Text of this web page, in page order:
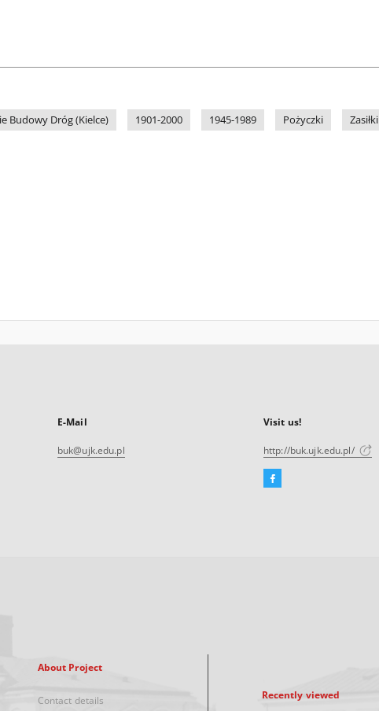
Budowy Dróg (Kielce)
1901-2000 1945-1989 Pożyczki
Zasiłki
E-Mail
buk@ujk.edu.pl
Visit us!
http://buk.ujk.edu.pl/
Facebook
About Project
Contact details Recently viewed